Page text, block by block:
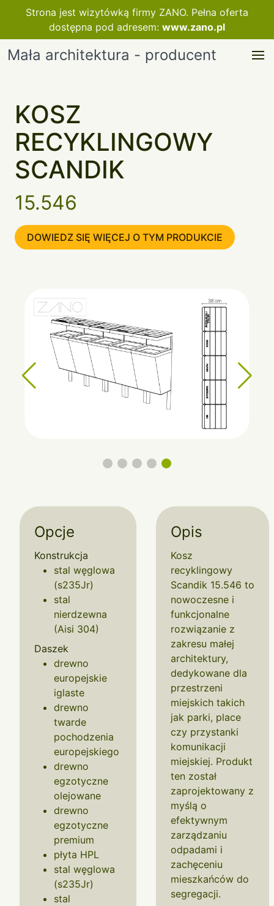
Strona jest wizytówką firmy ZANO. Pełna oferta
dostępna pod adresem: www.zano.pl
Mała architektura - producent
KOSZ
RECYKLINGOWY
SCANDIK
15.546
DOWIEDZ SIĘ WIĘCEJ O TYM PRODUKCIE
Opcje
Konstrukcja
stal węglowa
(s235Jr)
stal
nierdzewna
(Aisi 304)
Daszek
drewno
europejskie
iglaste
drewno
twarde
pochodzenia
europejskiego
drewno
egzotyczne
olejowane
drewno
egzotyczne
premium
płyta HPL
stal węglowa
(s235Jr)
stal
Opis
Kosz
recyklingowy
Scandik 15.546 to
nowoczesne i
funkcjonalne
rozwiązanie z
zakresu małej
architektury,
dedykowane dla
przestrzeni
miejskich takich
jak parki, place
czy przystanki
komunikacji
miejskiej. Produkt
ten został
zaprojektowany z
myślą o
efektywnym
zarządzaniu
odpadami i
zachęceniu
mieszkańców do
segregacji.